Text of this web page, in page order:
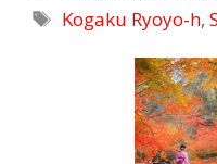
Kogaku Ryoyo-h,